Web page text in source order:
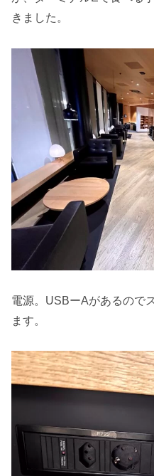
きました。
電源。USBーAがあるので
ます。